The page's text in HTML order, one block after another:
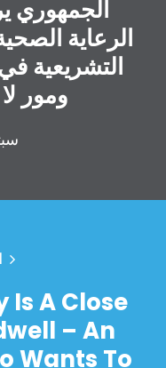
الجمهوري
الرعاية
التشريعية
ومور
21
A Close
– An
Wants To